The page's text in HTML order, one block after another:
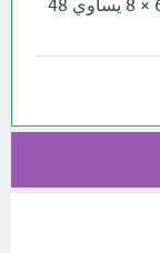
2 = 8 او 3 x 5 = 15 او 2 × 6 يساوي 12 او 6 × 8 يساوي 48